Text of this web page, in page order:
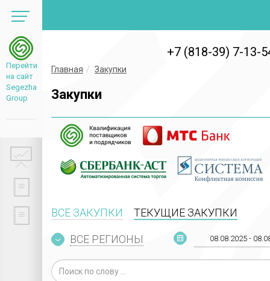
Перейти
на сайт
Segezha
Group
+7 (818-39) 7-13-
Главная Закупки
Закупки
ВСЕ ЗАКУПКИ ТЕКУЩИЕ ЗАКУПКИ
ВСЕ РЕГИОНЫ